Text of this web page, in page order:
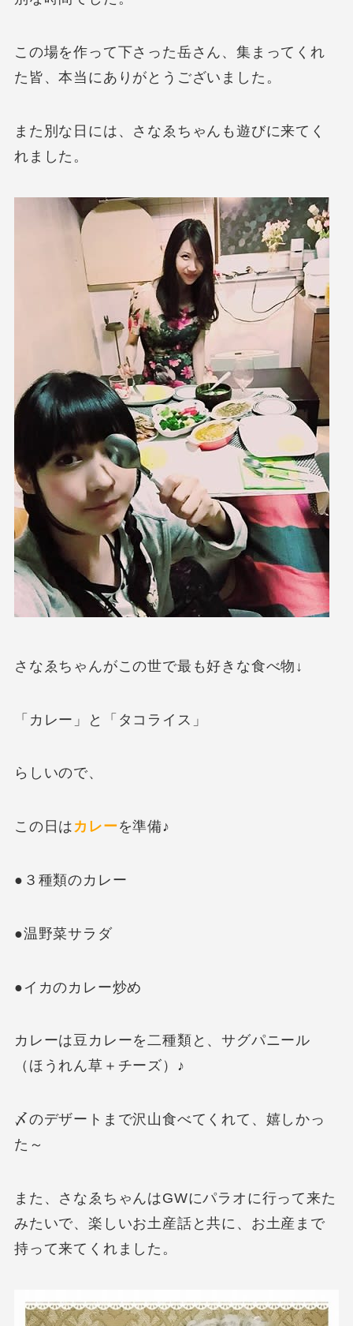
この場を作って下さった岳さん、集まってくれ
た皆、本当にありがとうございました。
また別な日には、さなゑちゃんも遊びに来てく
れました。
さなゑちゃんがこの世で最も好きな食べ物↓
「カレー」と「タコライス」
らしいので、
この日は カレーを準備♪
●３種類のカレー
●温野菜サラダ
●イカのカレー炒め
カレーは豆カレーを二種類と、サグパニール
（ほうれん草＋チーズ）♪
〆のデザートまで沢山食べてくれて、嬉しかっ
た～
また、さなゑちゃんはGWにパラオに行って来た
みたいで、楽しいお土産話と共に、お土産まで
持って来てくれました。